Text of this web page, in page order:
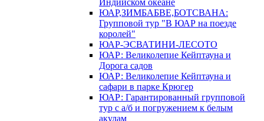
Индийском океане
ЮАР,ЗИМБАБВЕ,БОТСВАНА:
Групповой тур "В ЮАР на поезде
королей"
ЮАР-ЭСВАТИНИ-ЛЕСОТО
ЮАР: Великолепие Кейптауна и
Дорога садов
ЮАР: Великолепие Кейптауна и
сафари в парке Крюгер
ЮАР: Гарантированный групповой
тур с а/б и погружением к белым
акулам